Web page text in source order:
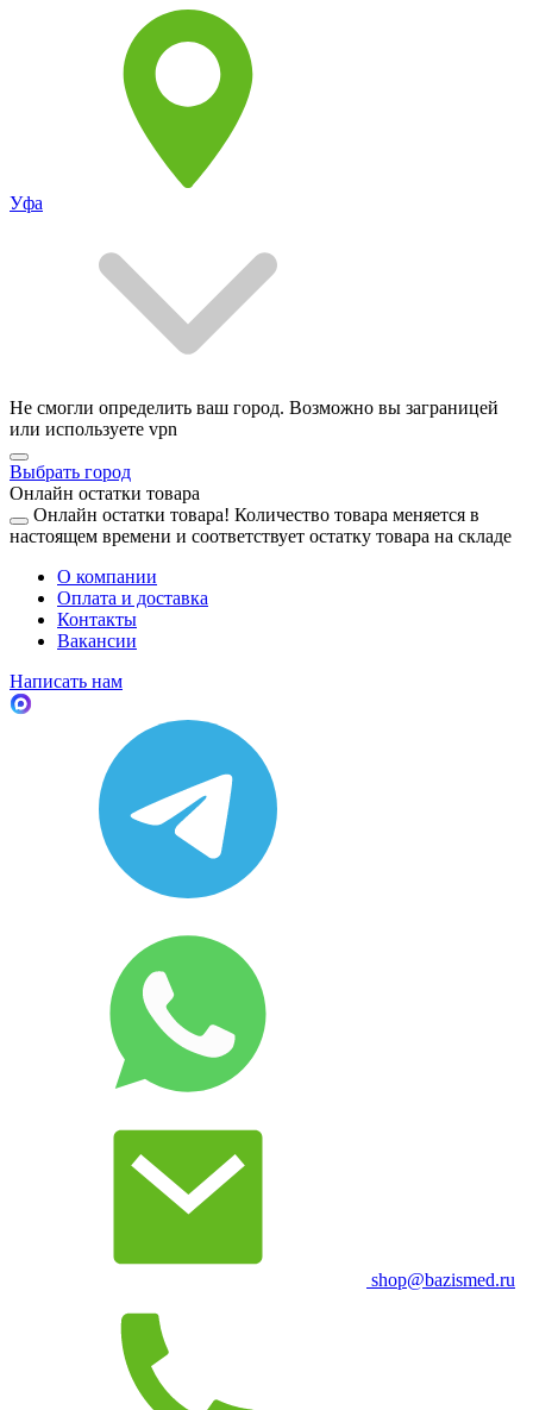
Уфа
Не смогли определить ваш город. Возможно вы заграницей
или используете vpn
Выбрать город
Онлайн остатки товара
Онлайн остатки товара! Количество товара меняется в
настоящем времени и соответствует остатку товара на складе
О компании
Оплата и доставка
Контакты
Вакансии
Написать нам
shop@bazismed.ru